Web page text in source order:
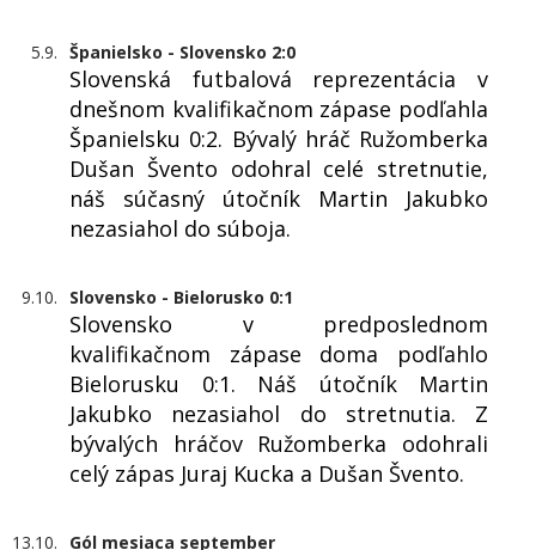
5.9. Španielsko - Slovensko 2:0
Slovenská futbalová reprezentácia v
dnešnom kvalifikačnom zápase podľahla
Španielsku 0:2. Bývalý hráč Ružomberka
Dušan Švento odohral celé stretnutie,
náš súčasný útočník Martin Jakubko
nezasiahol do súboja.
9.10. Slovensko - Bielorusko 0:1
Slovensko v predposlednom
kvalifikačnom zápase doma podľahlo
Bielorusku 0:1. Náš útočník Martin
Jakubko nezasiahol do stretnutia. Z
bývalých hráčov Ružomberka odohrali
celý zápas Juraj Kucka a Dušan Švento.
13.10. Gól mesiaca september